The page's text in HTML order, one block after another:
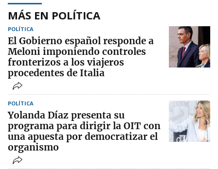
MÁS EN POLÍTICA
POLÍTICA
El Gobierno español responde a
Meloni imponiendo controles
fronterizos a los viajeros
procedentes de Italia
POLÍTICA
Yolanda Díaz presenta su
programa para dirigir la OIT con
una apuesta por democratizar el
organismo